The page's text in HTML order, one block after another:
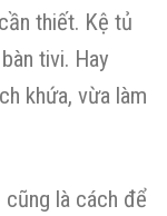
thiết. Kệ tủ
tivi. Hay
khứa, vừa làm
cũng là cách để